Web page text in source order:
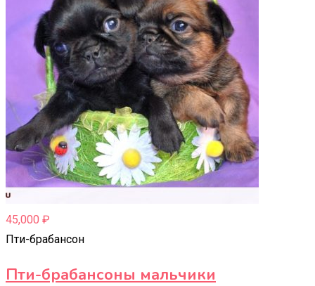
45,000 ₽
Пти-брабансон
Пти-брабансоны мальчики